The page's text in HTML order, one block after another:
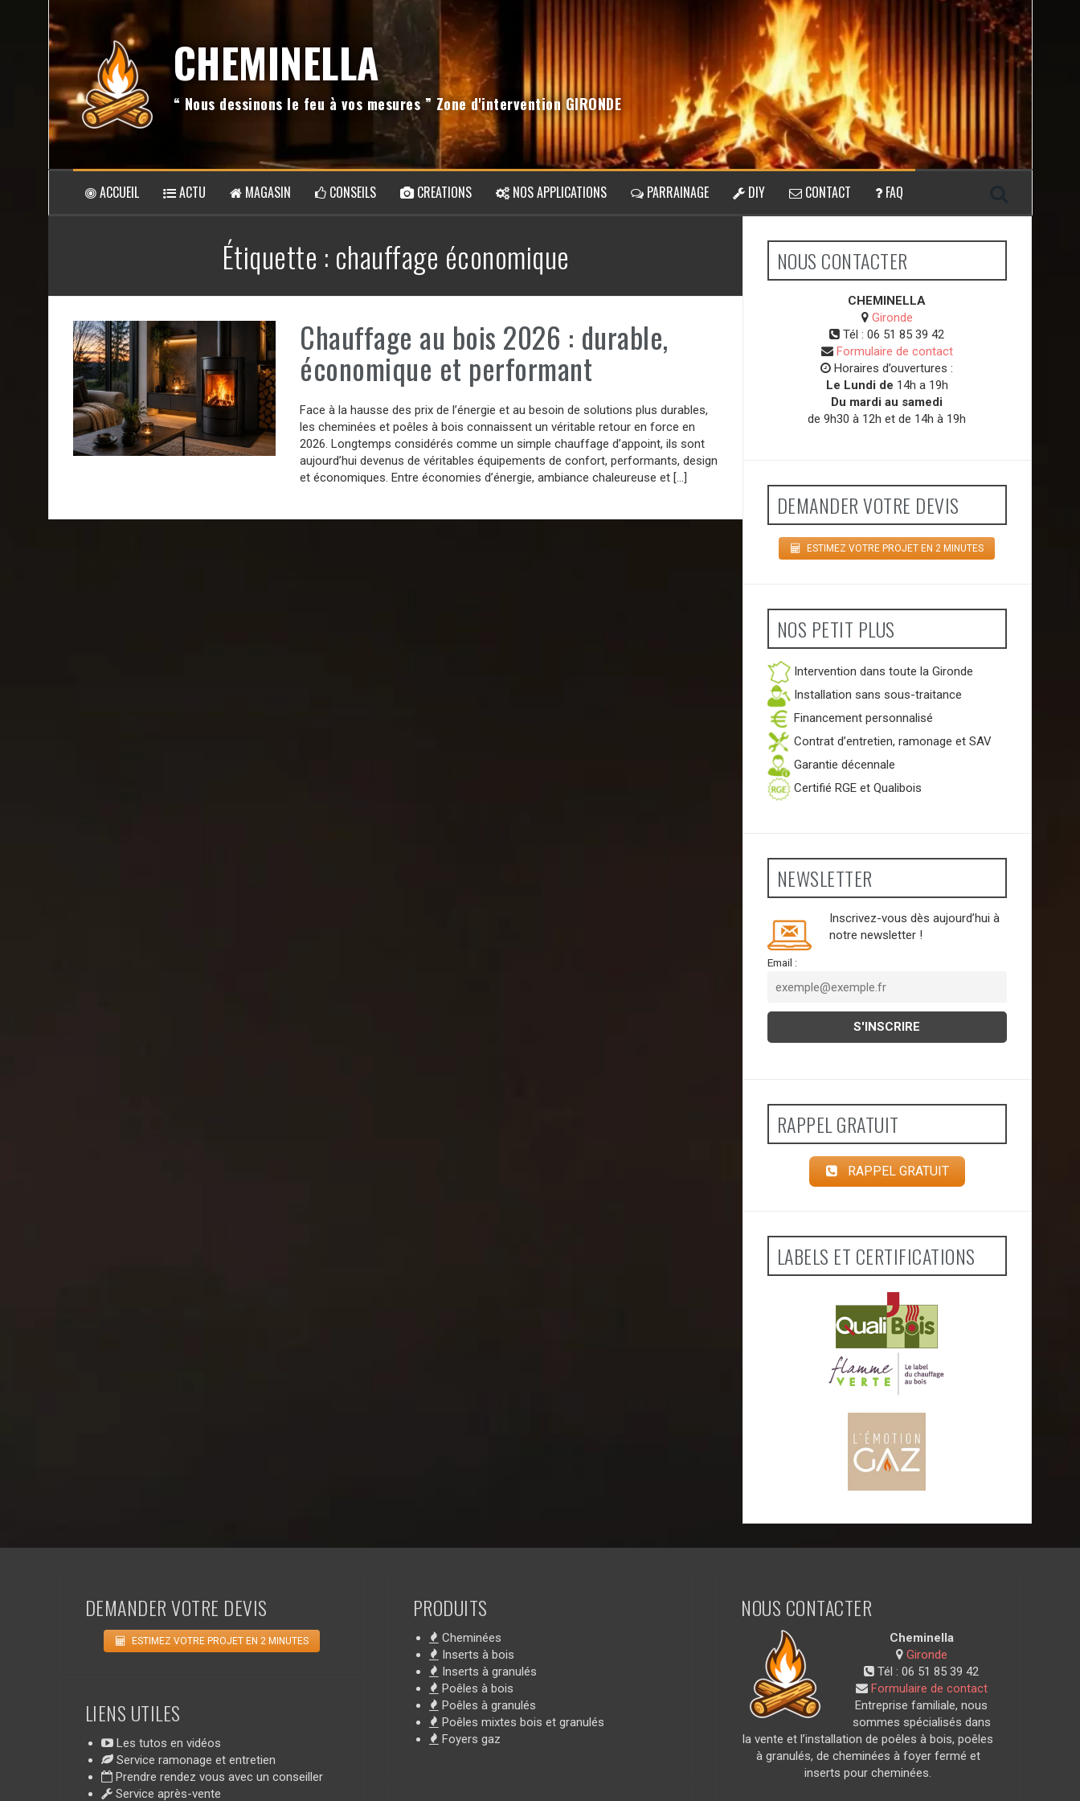
CHEMINELLA
“ Nous dessinons le feu à vos mesures ” Zone d'intervention GIRONDE
ACCUEIL ACTU MAGASIN CONSEILS CREATIONS NOS APPLICATIONS PARRAINAGE DIY CONTACT FAQ
Étiquette : chauffage économique
Chauffage au bois 2026 : durable,
économique et performant
Face à la hausse des prix de l’énergie et au besoin de solutions plus durables,
les cheminées et poêles à bois connaissent un véritable retour en force en
2026. Longtemps considérés comme un simple chauffage d’appoint, ils sont
aujourd’hui devenus de véritables équipements de confort, performants, design
et économiques. Entre économies d’énergie, ambiance chaleureuse et […]
NOUS CONTACTER
CHEMINELLA
Gironde
Tél : 06 51 85 39 42
Formulaire de contact
Horaires d’ouvertures :
Le Lundi de 14h a 19h
Du mardi au samedi
de 9h30 à 12h et de 14h à 19h
DEMANDER VOTRE DEVIS
ESTIMEZ VOTRE PROJET EN 2 MINUTES
NOS PETIT PLUS
Intervention dans toute la Gironde
Installation sans sous-traitance
Financement personnalisé
Contrat d’entretien, ramonage et SAV
Garantie décennale
Certifié RGE et Qualibois
NEWSLETTER
Inscrivez-vous dès aujourd’hui à
notre newsletter !
Email :
RAPPEL GRATUIT
RAPPEL GRATUIT
LABELS ET CERTIFICATIONS
DEMANDER VOTRE DEVIS
ESTIMEZ VOTRE PROJET EN 2 MINUTES
LIENS UTILES
Les tutos en vidéos
Service ramonage et entretien
Prendre rendez vous avec un conseiller
Service après-vente
PRODUITS
Cheminées
Inserts à bois
Inserts à granulés
Poêles à bois
Poêles à granulés
Poêles mixtes bois et granulés
Foyers gaz
NOUS CONTACTER
Cheminella
Gironde
Tél :06 51 85 39 42
Formulaire de contact
Entreprise familiale, nous
sommes spécialisés dans
la vente et l’installation de poêles à bois, poêles
à granulés, de cheminées à foyer fermé et
inserts pour cheminées.